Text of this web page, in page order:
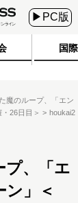
▶PC版
国際
魔のループ、「エン
26日目＞
houkai2
プ、「エ
」＜